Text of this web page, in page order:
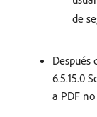
de
Después
6.5.15.0
a PDF